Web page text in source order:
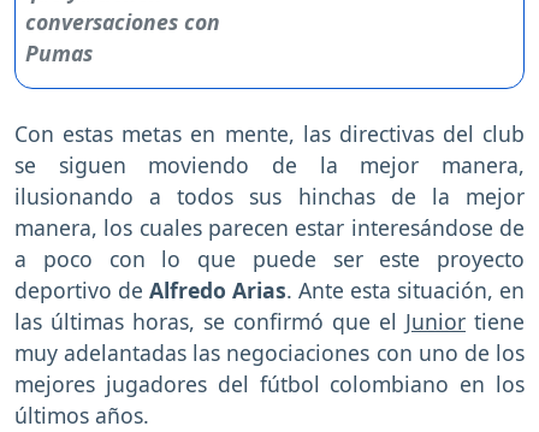
Con estas metas en mente, las directivas del club
se siguen moviendo de la mejor manera,
ilusionando a todos sus hinchas de la mejor
manera, los cuales parecen estar interesándose de
a poco con lo que puede ser este proyecto
deportivo de Alfredo Arias. Ante esta situación, en
las últimas horas, se confirmó que el Junior tiene
muy adelantadas las negociaciones con uno de los
mejores jugadores del fútbol colombiano en los
últimos años.